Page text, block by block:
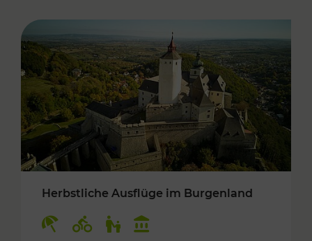
Herbstliche Ausflüge im Burgenland